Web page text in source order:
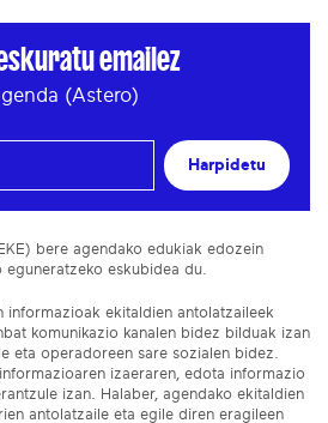
emailez
(Astero)
Harpidetu
bere agendako edukiak edozein
eskubidea du.
informazioak ekitaldien antolatzaileek
komunikazio kanalen bidez bilduak izan
eta operadoreen sare sozialen bidez.
izaeraren, edota informazio
izan. Halaber, agendako ekitaldien
antolatzaile eta egile diren eragileen